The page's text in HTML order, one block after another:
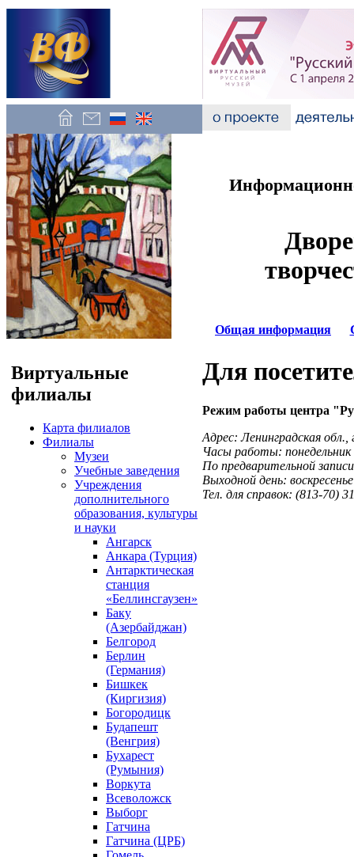
Виртуальные
филиалы
Карта филиалов
Филиалы
Музеи
Учебные заведения
Учреждения
дополнительного
образования, культуры
и науки
Ангарск
Анкара (Турция)
Антарктическая
станция
«Беллинсгаузен»
Баку
(Азербайджан)
Белгород
Берлин
(Германия)
Бишкек
(Киргизия)
Богородицк
Будапешт
(Венгрия)
Бухарест
(Румыния)
Воркута
Всеволожск
Выборг
Гатчина
Гатчина (ЦРБ)
Общая информация
Для
Режим работы центра
Адрес: Ленинградская
Часы работы:
По предварительной
Выходной день: воскресенье
Тел. для справок: (813-70)